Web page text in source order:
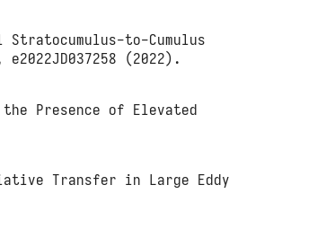
(2022).
Presence of Elevated
Transfer in Large Eddy